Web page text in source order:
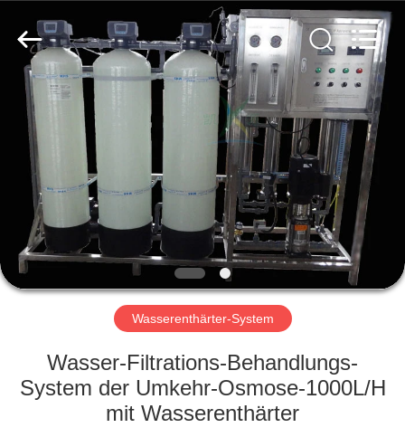
HAUS
PRODUKTE
ÜBER
UNS
FABRIK-
AUSFLUG
QUALITÄTSKONTROLLE
Treatment
Equipment
Co.,
Rights
Reserved.
Wasserenthärter-System
Wasser-Filtrations-Behandlungs-
System der Umkehr-Osmose-1000L/H
mit Wasserenthärter